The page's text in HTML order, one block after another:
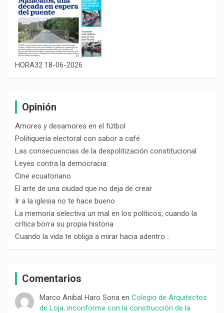
HORA32 18-06-2026
Opinión
Amores y desamores en el fútbol
Politiquería electoral con sabor a café
Las consecuencias de la despolitización constitucional
Leyes contra la democracia
Cine ecuatoriano
El arte de una ciudad que no deja de crear
Ir a la iglesia no te hace bueno
La memoria selectiva un mal en los políticos, cuando la
crítica borra su propia historia
Cuando la vida te obliga a mirar hacia adentro…
Comentarios
Marco Anibal Haro Soriaen Colegio de Arquitectos
de Loja, inconforme con la construcción de la